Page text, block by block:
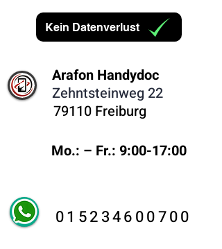
Kein Datenverlust
Arafon Handydoc
Zehntsteinweg 22
79110 Freiburg
Mo.: – Fr.: 9:00-17:00 ​
015234600700